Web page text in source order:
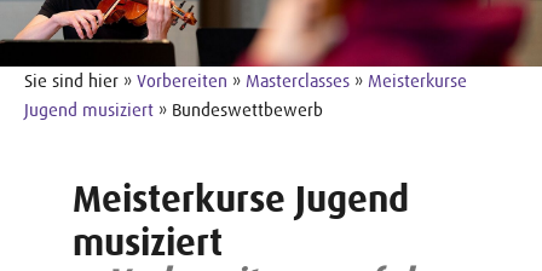
Sie sind hier » Vorbereiten » Masterclasses » Meisterkurse
Jugend musiziert » Bundeswettbewerb
Meisterkurse Jugend
musiziert